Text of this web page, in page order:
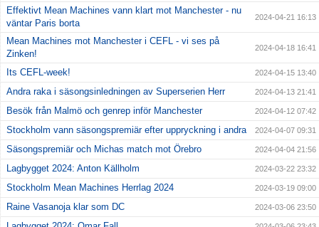
Effektivt Mean Machines vann klart mot Manchester - nu
väntar Paris borta
2024-04-21 16:13
Mean Machines mot Manchester i CEFL - vi ses på
Zinken!
2024-04-18 16:41
Its CEFL-week! 2024-04-15 13:40
Andra raka i säsongsinledningen av Superserien Herr 2024-04-13 21:41
Besök från Malmö och genrep inför Manchester 2024-04-12 07:42
Stockholm vann säsongspremiär efter uppryckning i andra 2024-04-07 09:31
Säsongspremiär och Michas match mot Örebro 2024-04-04 21:56
Lagbygget 2024: Anton Källholm 2024-03-22 23:32
Stockholm Mean Machines Herrlag 2024 2024-03-19 09:00
Raine Vasanoja klar som DC 2024-03-06 23:50